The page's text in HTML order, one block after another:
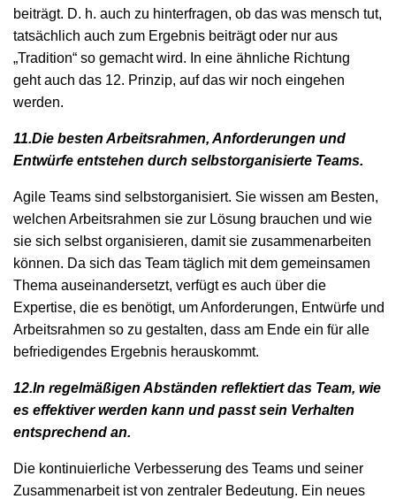
beiträgt. D. h. auch zu hinterfragen, ob das was mensch tut,
tatsächlich auch zum Ergebnis beiträgt oder nur aus
„Tradition“ so gemacht wird. In eine ähnliche Richtung
geht auch das 12. Prinzip, auf das wir noch eingehen
werden.
11.Die besten Arbeitsrahmen, Anforderungen und
Entwürfe entstehen durch selbstorganisierte Teams.
Agile Teams sind selbstorganisiert. Sie wissen am Besten,
welchen Arbeitsrahmen sie zur Lösung brauchen und wie
sie sich selbst organisieren, damit sie zusammenarbeiten
können. Da sich das Team täglich mit dem gemeinsamen
Thema auseinandersetzt, verfügt es auch über die
Expertise, die es benötigt, um Anforderungen, Entwürfe und
Arbeitsrahmen so zu gestalten, dass am Ende ein für alle
befriedigendes Ergebnis herauskommt.
12.In regelmäßigen Abständen reflektiert das Team, wie
es effektiver werden kann und passt sein Verhalten
entsprechend an.
Die kontinuierliche Verbesserung des Teams und seiner
Zusammenarbeit ist von zentraler Bedeutung. Ein neues